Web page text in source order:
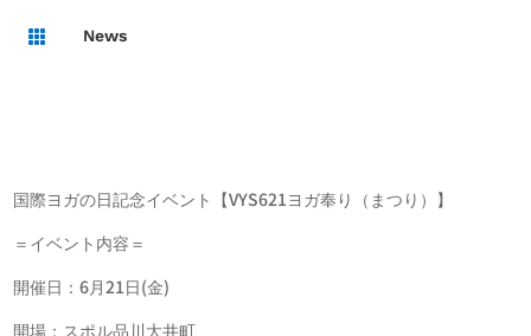
 News
国際ヨガの日記念イベント【VYS621ヨガ奉り（まつり）】
＝イベント内容＝
開催日：6月21日(金)
開場：スポル品川大井町